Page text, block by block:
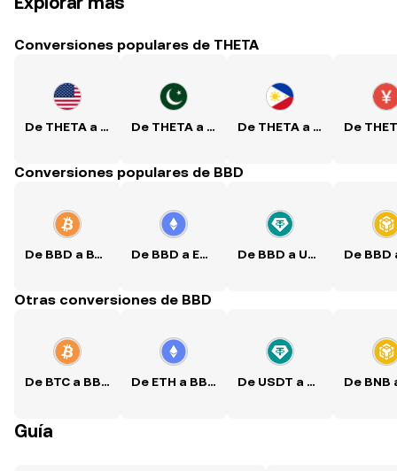
Conversiones populares de THETA
De THETA a USD De THETA a PKR De THETA a PHP
Conversiones populares de BBD
De BBD a BTC De BBD a ETH De BBD a USDT
Otras conversiones de BBD
De BTC a BBD De ETH a BBD De USDT a BBD
Guía